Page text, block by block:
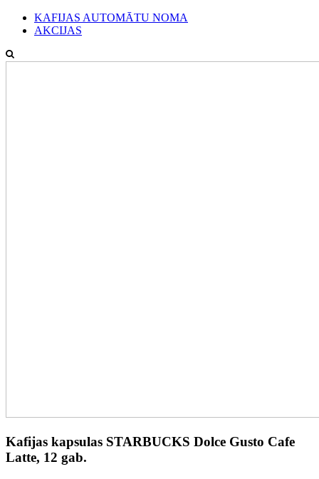
KAFIJAS AUTOMĀTU NOMA
AKCIJAS
Kafijas kapsulas STARBUCKS Dolce Gusto Cafe
Latte, 12 gab.